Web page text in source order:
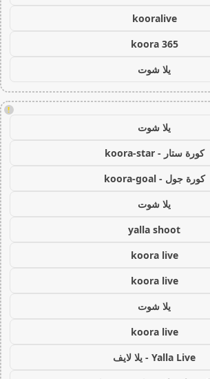
kooralive
koora 365
يلا شوت
!
يلا شوت
كورة ستار - koora-star
كورة جول - koora-goal
يلا شوت
yalla shoot
koora live
koora live
يلا شوت
koora live
Yalla Live - يلا لايف